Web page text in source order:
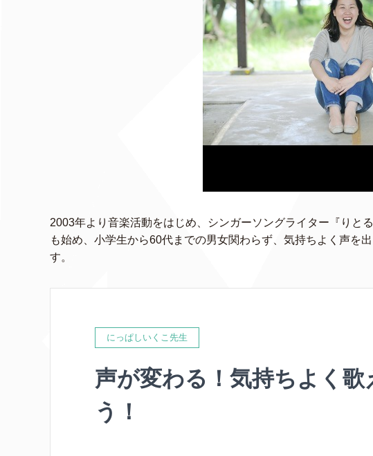
2003年より音楽活動をはじめ、シンガーソングライター『りと
も始め、小学生から60代までの男女関わらず、気持ちよく声を
す。
にっぱしいくこ先生
声が変わる！気持ちよく歌
う！